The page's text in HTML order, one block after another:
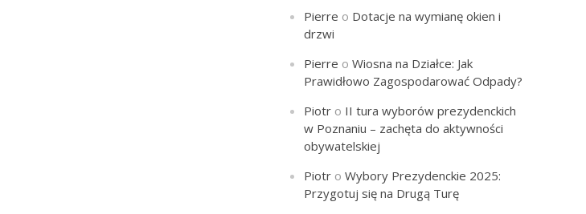
Pierre o Dotacje na wymianę okien i
drzwi
Pierre oWiosna na Działce: Jak
Prawidłowo Zagospodarować Odpady?
Piotr o II tura wyborów prezydenckich
w Poznaniu – zachęta do aktywności
obywatelskiej
Piotr oWybory Prezydenckie 2025:
Przygotuj się na Drugą Turę